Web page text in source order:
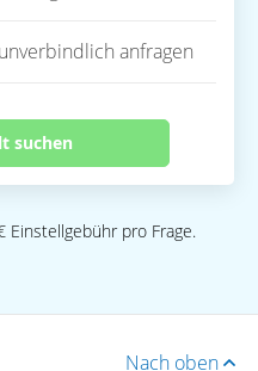
anfragen
suchen
Einstellgebühr pro Frage.
Nach oben